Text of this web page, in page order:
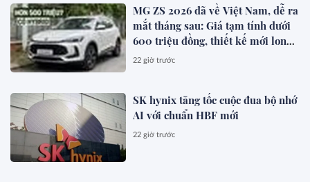
MG ZS 2026 đã về Việt Nam, dễ ra
mắt tháng sau: Giá tạm tính dưới
600 triệu đồng, thiết kế mới long
lanh hơn, có hybrid, ADAS cạnh
22 giờ trước
SK hynix tăng tốc cuộc đua bộ nhớ
AI với chuẩn HBF mới
22 giờ trước